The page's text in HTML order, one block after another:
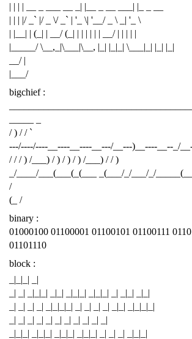
| | | | __ _ ___ __ _| |__ _ __ ___| |_ _ __
| | | |/ _` |/ _ \/ _` | '_ \| '__/ _ \ _| '_ \
| |__| | (_| | __/ (_| | | | | | | __/ | | | | |
|_____/ \__,_|\___|\__, |_| |_|_| \___|_| |_| |_|
__/ |
|___/
bigchief :
/ ) / / `
---/----/----__----__----__---/__---)__----__--_/
/ / / ) /___) / ) / ) / ) /___) / / )
_/____/___(___(_(___ _(___/_/___/_/
/
(_ /
binary :
01000100 01100001 01100101 01100111
01101110
block :
_|_|_| _|
_| _| _|_|_| _|_| _|_|_| _|_|_| _| _|_| _|_|
_| _| _| _| _|_|_|_| _| _| _| _| _|_| _|_|_|_|
_| _| _| _| _| _| _| _| _| _| _|
_|_|_| _|_|_| _|_|_| _|_|_| _| _| _| _|_|_|